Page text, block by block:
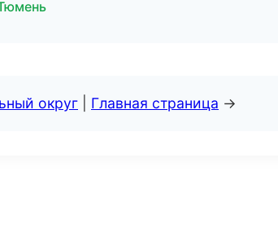
округ Главная страница →